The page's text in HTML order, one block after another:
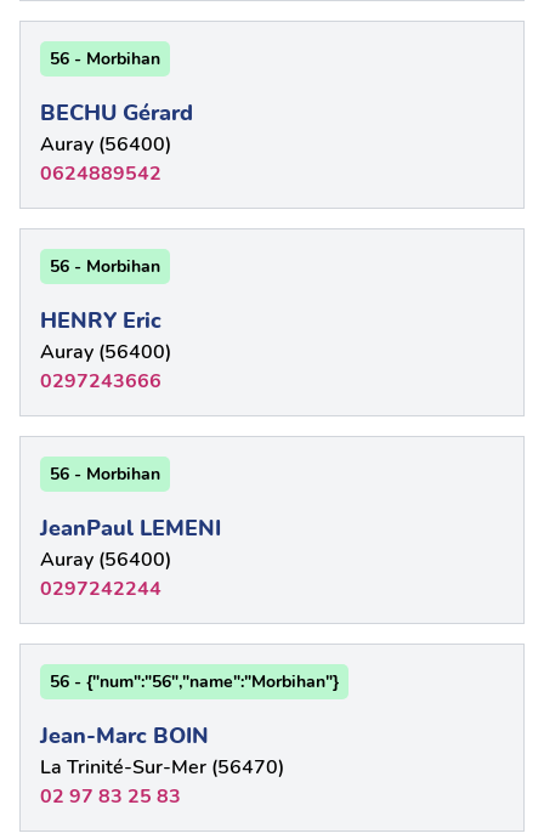
56 - Morbihan
BECHU Gérard
Auray (56400)
0624889542
56 - Morbihan
HENRY Eric
Auray (56400)
0297243666
56 - Morbihan
JeanPaul LEMENI
Auray (56400)
0297242244
56 - {"num":"56","name":"Morbihan"}
Jean-Marc BOIN
La Trinité-Sur-Mer (56470)
02 97 83 25 83